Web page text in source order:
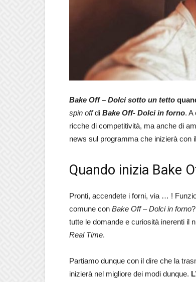
Bake Off – Dolci sotto un tetto
spin offdi Bake Off- Dolci in forno. A
ricche di competitività, ma anche di
news sul programma che inizierà con
Quando inizia Bake
Pronti, accendete i forni, via … !
comune con Bake Off – Dolci in forno
tutte le domande e curiosità inerenti il
Real Time.
Partiamo dunque con il dire che la
inizierà nel migliore dei modi dunque.